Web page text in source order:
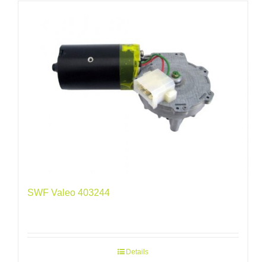
SWF Valeo 403244
Details